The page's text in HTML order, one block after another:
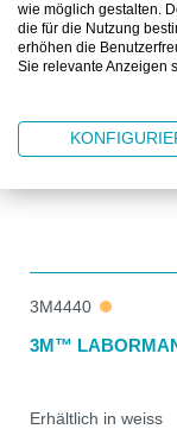
3M4440
3M™
Erhältlich in weiss
wie möglich gestalten.
die für die Nutzung
erhöhen die
Sie relevante Anzeigen